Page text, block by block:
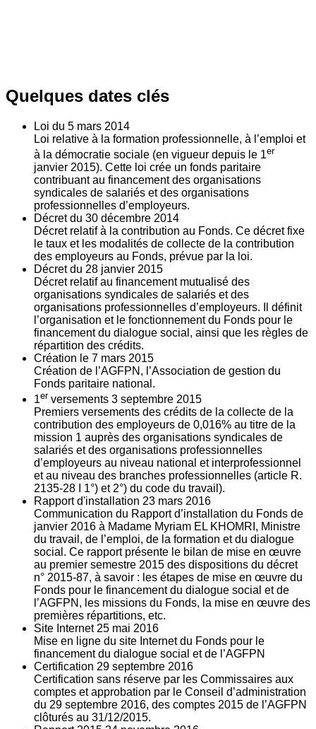
Quelques dates clés
Loi du 5 mars 2014
Loi relative à la formation professionnelle, à l’emploi et
à la démocratie sociale (en vigueur depuis le 1er
janvier 2015). Cette loi crée un fonds paritaire
contribuant au financement des organisations
syndicales de salariés et des organisations
professionnelles d’employeurs.
Décret du 30 décembre 2014
Décret relatif à la contribution au Fonds. Ce décret fixe
le taux et les modalités de collecte de la contribution
des employeurs au Fonds, prévue par la loi.
Décret du 28 janvier 2015
Décret relatif au financement mutualisé des
organisations syndicales de salariés et des
organisations professionnelles d’employeurs. Il définit
l’organisation et le fonctionnement du Fonds pour le
financement du dialogue social, ainsi que les règles de
répartition des crédits.
Création le 7 mars 2015
Création de l’AGFPN, l’Association de gestion du
Fonds paritaire national.
1er versements 3 septembre 2015
Premiers versements des crédits de la collecte de la
contribution des employeurs de 0,016% au titre de la
mission 1 auprès des organisations syndicales de
salariés et des organisations professionnelles
d’employeurs au niveau national et interprofessionnel
et au niveau des branches professionnelles (article R.
2135‐28 I 1°) et 2°) du code du travail).
Rapport d'installation 23 mars 2016
Communication du Rapport d’installation du Fonds de
janvier 2016 à Madame Myriam EL KHOMRI, Ministre
du travail, de l’emploi, de la formation et du dialogue
social. Ce rapport présente le bilan de mise en œuvre
au premier semestre 2015 des dispositions du décret
n° 2015-87, à savoir : les étapes de mise en œuvre du
Fonds pour le financement du dialogue social et de
l’AGFPN, les missions du Fonds, la mise en œuvre des
premières répartitions, etc.
Site Internet 25 mai 2016
Mise en ligne du site Internet du Fonds pour le
financement du dialogue social et de l’AGFPN
Certification 29 septembre 2016
Certification sans réserve par les Commissaires aux
comptes et approbation par le Conseil d’administration
du 29 septembre 2016, des comptes 2015 de l’AGFPN
clôturés au 31/12/2015.